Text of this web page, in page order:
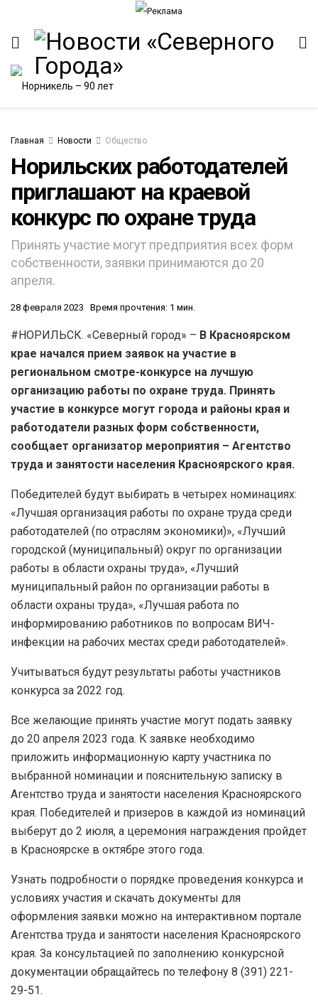
Главная Новости Общество
Норильских работодателей
приглашают на краевой
конкурс по охране труда
Принять участие могут предприятия всех форм
собственности, заявки принимаются до 20
апреля.
28 февраля 2023 Время прочтения: 1 мин.
#НОРИЛЬСК. «Северный город» – В Красноярском
крае начался прием заявок на участие в
региональном смотре-конкурсе на лучшую
организацию работы по охране труда. Принять
участие в конкурсе могут города и районы края и
работодатели разных форм собственности,
сообщает организатор мероприятия – Агентство
труда и занятости населения Красноярского края.
Победителей будут выбирать в четырех номинациях:
«Лучшая организация работы по охране труда среди
работодателей (по отраслям экономики)», «Лучший
городской (муниципальный) округ по организации
работы в области охраны труда», «Лучший
муниципальный район по организации работы в
области охраны труда», «Лучшая работа по
информированию работников по вопросам ВИЧ-
инфекции на рабочих местах среди работодателей».
Учитываться будут результаты работы участников
конкурса за 2022 год.
Все желающие принять участие могут подать заявку
до 20 апреля 2023 года. К заявке необходимо
приложить информационную карту участника по
выбранной номинации и пояснительную записку в
Агентство труда и занятости населения Красноярского
края. Победителей и призеров в каждой из номинаций
выберут до 2 июля, а церемония награждения пройдет
в Красноярске в октябре этого года.
Узнать подробности о порядке проведения конкурса и
условиях участия и скачать документы для
оформления заявки можно на интерактивном портале
Агентства труда и занятости населения Красноярского
края. За консультацией по заполнению конкурсной
документации обращайтесь по телефону 8 (391) 221-
29-51.